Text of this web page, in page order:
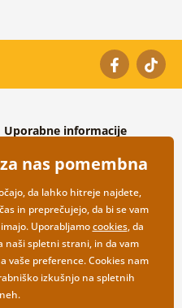
Uporabne informacije
Pogosto zastavljena vprašanja
Kontakti
Veleprodaja
nas pomembna
da lahko hitreje najdete,
in preprečujejo, da bi se vam
Uporabljamocookies, da
naši spletni strani, in da vam
vaše preference. Cookies nam
izkušnjo na spletnih